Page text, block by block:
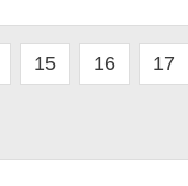
15 16 17